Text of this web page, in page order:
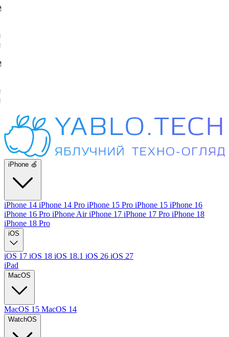
iPhone 🍏
iPhone 14 iPhone 14 Pro iPhone 15 Pro iPhone 15 iPhone 16
iPhone 16 Pro iPhone AiriPhone 17 iPhone 17 Pro iPhone 18
iPhone 18 Pro
iOS
iOS 17 iOS 18 iOS 18.1 iOS 26 iOS 27
iPad
MacOS
MacOS 15 MacOS 14
WatchOS